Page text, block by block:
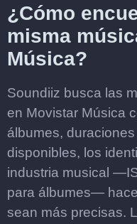
¿Cómo
misma
Música?
Soundiiz busca las
en Movistar Música
álbumes,
disponibles, los
industria musical
para álbumes—
sean más precisas.